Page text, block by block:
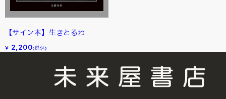
【サイン本】生きとるわ
¥ 2,200(税込)